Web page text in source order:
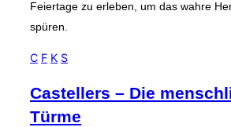
Feiertage zu erleben, um das wahre
spüren.
C F K S
Castellers – Die
Türme